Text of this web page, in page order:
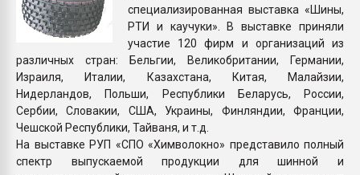
специализированная выставка «Шины,
РТИ и каучуки». В выставке приняли
участие 120 фирм и организаций из
различных стран: Бельгии, Великобритании, Германии,
Израиля, Италии, Казахстана, Китая, Малайзии,
Нидерландов, Польши, Республики Беларусь, России,
Сербии, Словакии, США, Украины, Финляндии, Франции,
Чешской Республики, Тайваня, и т.д.
На выставке РУП «СПО «Химволокно» представило полный
спектр выпускаемой продукции для шинной и